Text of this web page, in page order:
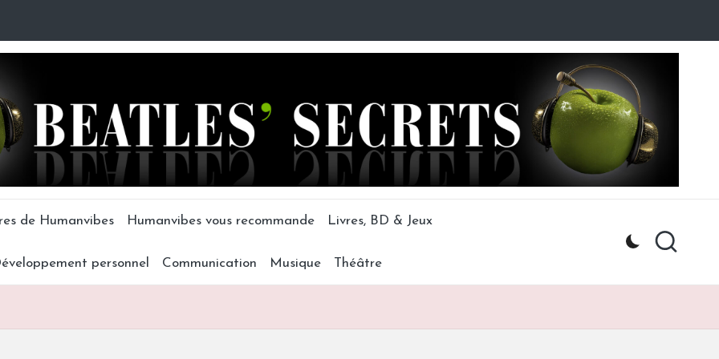
de Humanvibes Humanvibes vous recommande Livres, BD & Jeux
personnel Communication Musique Théâtre